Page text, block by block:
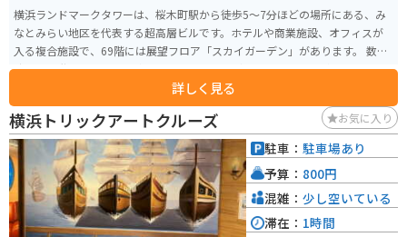
横浜ランドマークタワーは、桜木町駅から徒歩5〜7分ほどの場所にある、み
なとみらい地区を代表する超高層ビルです。ホテルや商業施設、オフィスが
入る複合施設で、69階には展望フロア「スカイガーデン」があります。 数十
秒で最上階に到達する高速エレベーターも見どころの一つ。扉が開いた瞬間
に広がる海と街並みの眺望は圧巻で、窓際に並ぶソファは常に人気。運よく
座れたら売店でコーヒーを買い、ゆったり景色を眺める贅沢な時間を過ごせ
ます。混雑することが多いため、開店直後や夜の時間帯の訪問がおすすめで
す。
詳しく見る
横浜トリックアートクルーズ お気に入り
駐車： 駐車場あり
予算： 800円
混雑： 少し空いている
滞在： 1時間